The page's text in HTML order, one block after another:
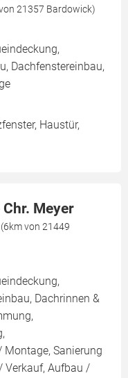
21357 Bardowick)
Dachfenstereinbau,
Haustür,
Meyer
von 21449
Dachrinnen &
Sanierung
Verkauf, Aufbau /